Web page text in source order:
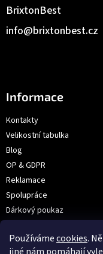
Používámecookies.
info@brixtonbest.cz
BrixtonBest
Informace
Kontakty
Velikostní tabulka
Blog
OP & GDPR
Reklamace
Spolupráce
Dárkový poukaz
Prodejna: V Hůrkách 2144/